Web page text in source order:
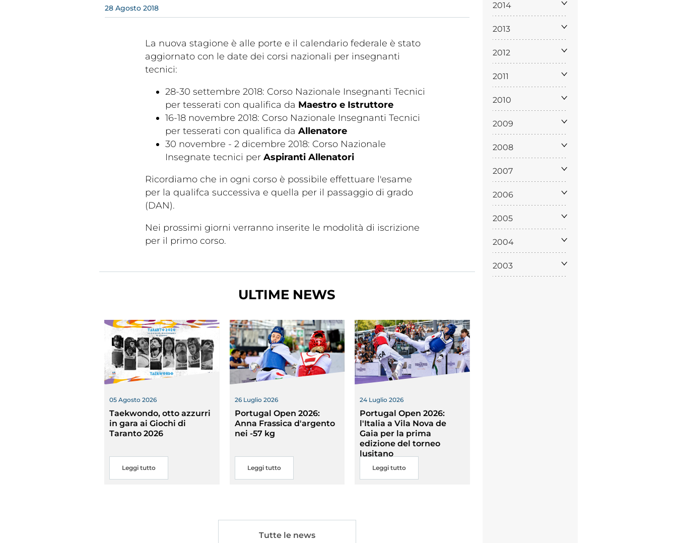
Photogallery Videogallery
Cerca Feed
Trasparente
28 Agosto 2018
La nuova stagione è alle porte e il calendario federale è stato
aggiornato con le date dei corsi nazionali per insegnanti
tecnici:
28-30 settembre 2018: Corso Nazionale Insegnanti Tecnici
per tesserati con qualifica da Maestro e Istruttore
16-18 novembre 2018: Corso Nazionale Insegnanti Tecnici
per tesserati con qualifica da Allenatore
30 novembre - 2 dicembre 2018: Corso Nazionale
Insegnate tecnici per Aspiranti Allenatori
Ricordiamo che in ogni corso è possibile effettuare l'esame
per la qualifca successiva e quella per il passaggio di grado
(DAN).
Nei prossimi giorni verranno inserite le modolità di iscrizione
per il primo corso.
ULTIME NEWS
05 Agosto 2026
Taekwondo, otto azzurri
in gara ai Giochi di
Taranto 2026
Leggi tutto
26 Luglio 2026
Portugal Open 2026:
Anna Frassica d'argento
nei -57 kg
Leggi tutto
24 Luglio 2026
Portugal Open 2026:
l'Italia a Vila Nova de
Gaia per la prima
edizione del torneo
lusitano
Leggi tutto
Tutte le news
2014
2013
2012
2011
2010
2009
2008
2007
2006
2005
2004
2003